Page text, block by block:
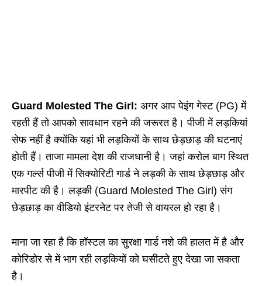
Guard Molested The Girl: अगर आप पेइंग गेस्ट (PG) में
रहती हैं तो आपको सावधान रहने की जरूरत है। पीजी में लड़कियां
सेफ नहीं है क्योंकि यहां भी लड़कियों के साथ छेड़छाड़ की घटनाएं
होती हैं। ताजा मामला देश की राजधानी है। जहां करोल बाग स्थित
एक गर्ल्स पीजी में सिक्योरिटी गार्ड ने लड़की के साथ छेड़छाड़ और
मारपीट की है। लड़की (Guard Molested The Girl) संग
छेड़छाड़ का वीडियो इंटरनेट पर तेजी से वायरल हो रहा है।
माना जा रहा है कि हॉस्टल का सुरक्षा गार्ड नशे की हालत में है और
कोरिडोर से में भाग रही लड़कियों को घसीटते हुए देखा जा सकता
है।